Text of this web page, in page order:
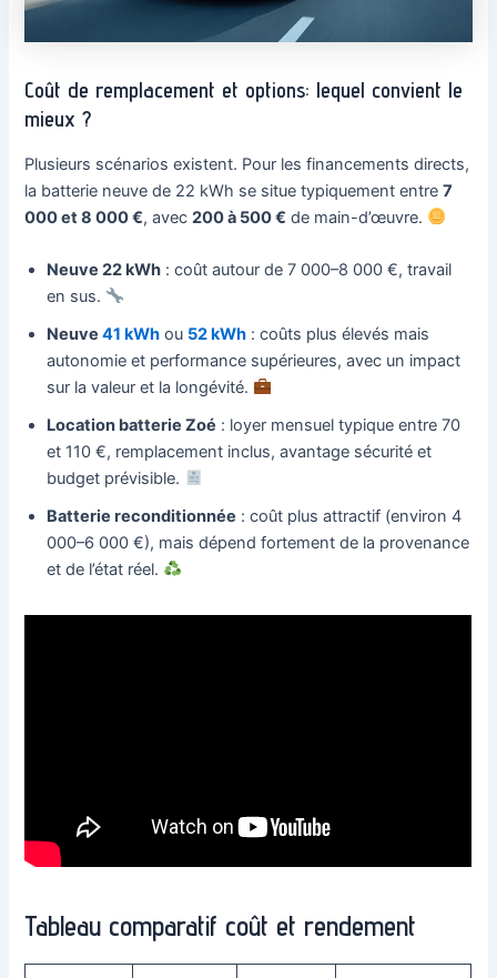
Coût de remplacement et options: lequel convient le
mieux ?
Plusieurs scénarios existent. Pour les financements directs,
la batterie neuve de 22 kWh se situe typiquement entre7
000 et 8 000 €, avec200 à 500 € de main-d’œuvre.
Neuve 22 kWh : coût autour de 7 000–8 000 €, travail
en sus.
Neuve41 kWh ou 52 kWh : coûts plus élevés mais
autonomie et performance supérieures, avec un impact
sur la valeur et la longévité.
Location batterie Zoé : loyer mensuel typique entre 70
et 110 €, remplacement inclus, avantage sécurité et
budget prévisible.
Batterie reconditionnée : coût plus attractif (environ 4
000–6 000 €), mais dépend fortement de la provenance
et de l’état réel.
Tableau comparatif coût et rendement